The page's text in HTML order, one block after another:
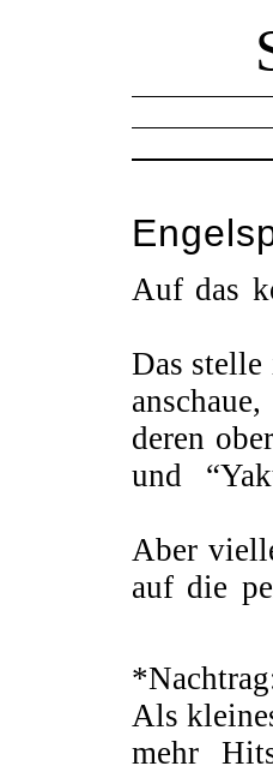
Auf das
Das
deren
und
Aber
auf die
Als
mehr